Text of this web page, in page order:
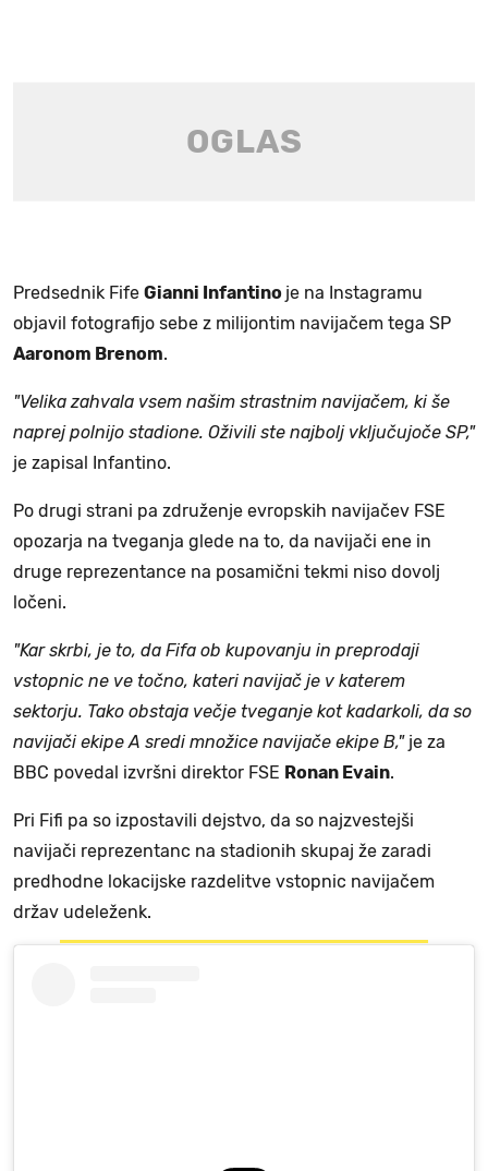
Predsednik Fife Gianni Infantino je na Instagramu
objavil fotografijo sebe z milijontim navijačem tega SP
Aaronom Brenom.
"Velika zahvala vsem našim strastnim navijačem, ki še
naprej polnijo stadione. Oživili ste najbolj vključujoče SP,"
je zapisal Infantino.
Po drugi strani pa združenje evropskih navijačev FSE
opozarja na tveganja glede na to, da navijači ene in
druge reprezentance na posamični tekmi niso dovolj
ločeni.
"Kar skrbi, je to, da Fifa ob kupovanju in preprodaji
vstopnic ne ve točno, kateri navijač je v katerem
sektorju. Tako obstaja večje tveganje kot kadarkoli, da so
navijači ekipe A sredi množice navijače ekipe B," je za
BBC povedal izvršni direktor FSE Ronan Evain.
Pri Fifi pa so izpostavili dejstvo, da so najzvestejši
navijači reprezentanc na stadionih skupaj že zaradi
predhodne lokacijske razdelitve vstopnic navijačem
držav udeleženk.